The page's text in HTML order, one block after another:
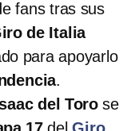
fans tras sus
de Italia
para apoyarlo
.
del Toro se